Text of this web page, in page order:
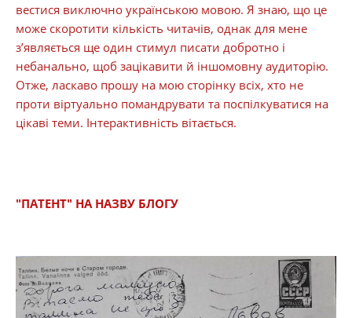
вестися виключно українською мовою. Я знаю, що це
може скоротити кількість читачів, однак для мене
з’являється ще один стимул писати добротно і
небанально, щоб зацікавити й іншомовну аудиторію.
Отже, ласкаво прошу на мою сторінку всіх, хто не
проти віртуально помандрувати та поспілкуватися на
цікаві теми. Інтерактивність вітається.
"ПАТЕНТ" НА НАЗВУ БЛОГУ